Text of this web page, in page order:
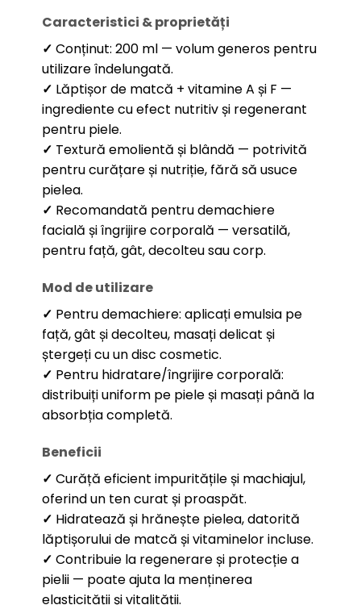
Caracteristici & proprietăți
✓ Conținut: 200 ml — volum generos pentru
utilizare îndelungată.
✓ Lăptișor de matcă + vitamine A și F —
ingrediente cu efect nutritiv și regenerant
pentru piele.
✓ Textură emolientă și blândă — potrivită
pentru curățare și nutriție, fără să usuce
pielea.
✓ Recomandată pentru demachiere
facială și îngrijire corporală — versatilă,
pentru față, gât, decolteu sau corp.
Mod de utilizare
✓ Pentru demachiere: aplicați emulsia pe
față, gât și decolteu, masați delicat și
ștergeți cu un disc cosmetic.
✓ Pentru hidratare/îngrijire corporală:
distribuiți uniform pe piele și masați până la
absorbția completă.
Beneficii
✓ Curăță eficient impuritățile și machiajul,
oferind un ten curat și proaspăt.
✓ Hidratează și hrănește pielea, datorită
lăptișorului de matcă și vitaminelor incluse.
✓ Contribuie la regenerare și protecție a
pielii — poate ajuta la menținerea
elasticității și vitalității.